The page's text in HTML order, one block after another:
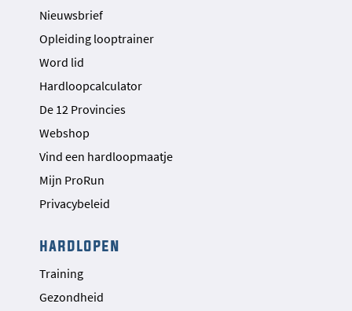
Nieuwsbrief
Opleiding looptrainer
Word lid
Hardloopcalculator
De 12 Provincies
Webshop
Vind een hardloopmaatje
Mijn ProRun
Privacybeleid
hardlopen
Training
Gezondheid